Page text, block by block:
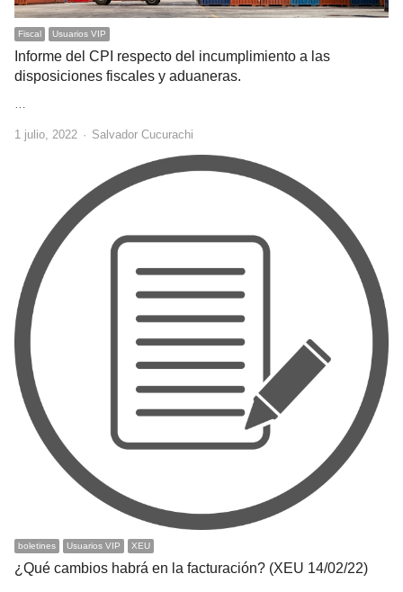
Fiscal Usuarios VIP
Informe del CPI respecto del incumplimiento a las
disposiciones fiscales y aduaneras.
1 julio, 2022 Author
Salvador Cucurachi
boletines Usuarios VIP XEU
¿Qué cambios habrá en la facturación? (XEU 14/02/22)